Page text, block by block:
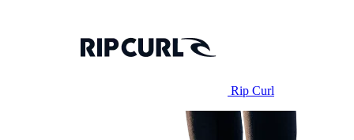
Rip Curl